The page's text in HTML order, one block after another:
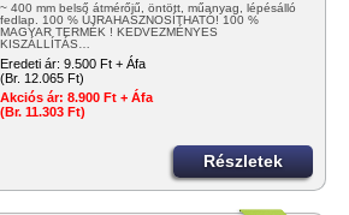
~ 400 mm belső átmérőjű, öntött, műanyag, lépésálló
fedlap. 100 % ÚJRAHASZNOSÍTHATÓ! 100 %
MAGYAR TERMÉK ! KEDVEZMÉNYES
KISZÁLLÍTÁS…
Eredeti ár: 9.500 Ft + Áfa
(Br. 12.065 Ft)
Akciós ár: 8.900 Ft + Áfa
(Br. 11.303 Ft)
Részletek